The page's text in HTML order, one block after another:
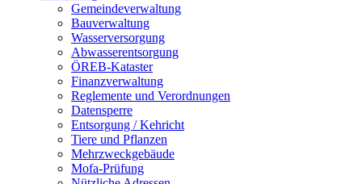
Gemeindeverwaltung
Bauverwaltung
Wasserversorgung
Abwasserentsorgung
ÖREB-Kataster
Finanzverwaltung
Reglemente und Verordnungen
Datensperre
Entsorgung / Kehricht
Tiere und Pflanzen
Mehrzweckgebäude
Mofa-Prüfung